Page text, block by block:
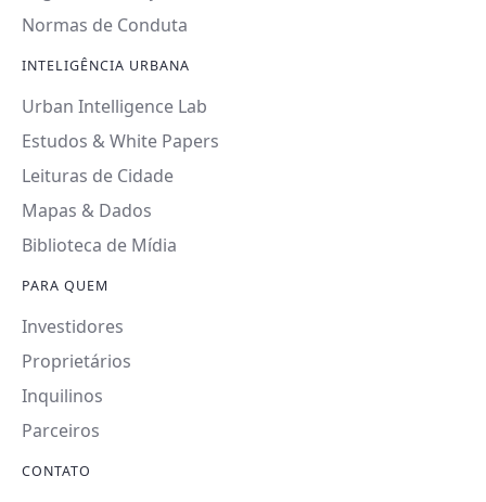
Normas de Conduta
INTELIGÊNCIA URBANA
Urban Intelligence Lab
Estudos & White Papers
Leituras de Cidade
Mapas & Dados
Biblioteca de Mídia
PARA QUEM
Investidores
Proprietários
Inquilinos
Parceiros
CONTATO